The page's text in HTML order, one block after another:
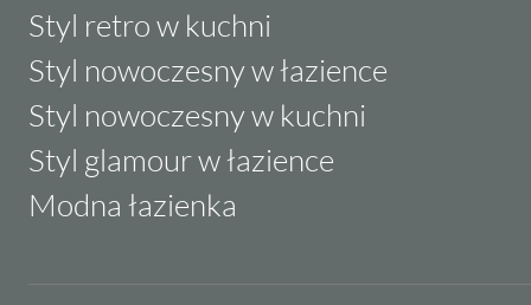
Styl retro w kuchni
Styl nowoczesny w łazience
Styl nowoczesny w kuchni
Styl glamour w łazience
Modna łazienka